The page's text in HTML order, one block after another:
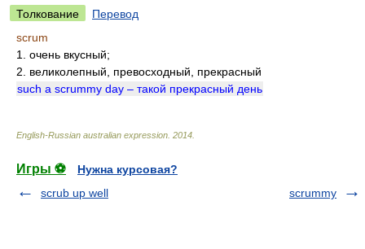
Толкование
Перевод
scrum
1. очень вкусный;
2. великолепный, превосходный, прекрасный
such a scrummy day – такой прекрасный день
English-Russian australian expression 2014
Игры ⚽
Нужна курсовая?
scrub up well
scrummy